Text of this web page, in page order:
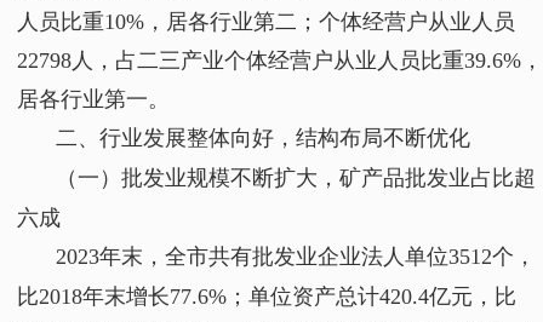
人员比重10%，居各行业第二；个体经营户从业人员
22798人，占二三产业个体经营户从业人员比重39.6%，
居各行业第一。
二、行业发展整体向好，结构布局不断优化
（一）批发业规模不断扩大，矿产品批发业占比超
六成
2023年末，全市共有批发业企业法人单位3512个，
比2018年末增长77.6%；单位资产总计420.4亿元，比